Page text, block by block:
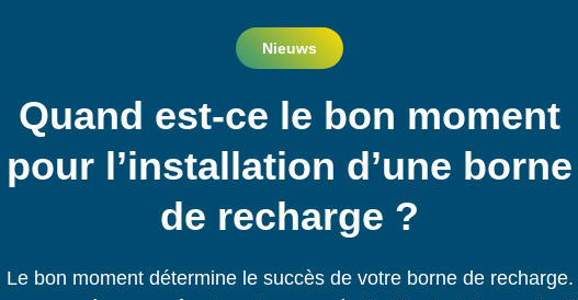
Nieuws
Quand est-ce le bon moment
pour l’installation d’une borne
de recharge ?
Le bon moment détermine le succès de votre borne de recharge.